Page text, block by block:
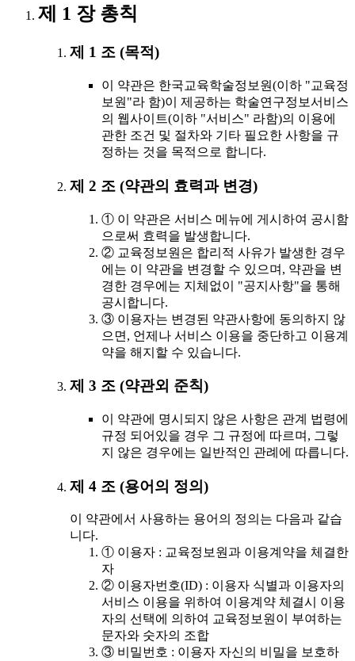
제 1 장 총칙
제 1 조 (목적)
이 약관은 한국교육학술정보원(이하 "교육정
보원"라 함)이 제공하는 학술연구정보서비스
의 웹사이트(이하 "서비스" 라함)의 이용에
관한 조건 및 절차와 기타 필요한 사항을 규
정하는 것을 목적으로 합니다.
제 2 조 (약관의 효력과 변경)
① 이 약관은 서비스 메뉴에 게시하여 공시함
으로써 효력을 발생합니다.
② 교육정보원은 합리적 사유가 발생한 경우
에는 이 약관을 변경할 수 있으며, 약관을 변
경한 경우에는 지체없이 "공지사항"을 통해
공시합니다.
③ 이용자는 변경된 약관사항에 동의하지 않
으면, 언제나 서비스 이용을 중단하고 이용계
약을 해지할 수 있습니다.
제 3 조 (약관외 준칙)
이 약관에 명시되지 않은 사항은 관계 법령에
규정 되어있을 경우 그 규정에 따르며, 그렇
지 않은 경우에는 일반적인 관례에 따릅니다.
제 4 조 (용어의 정의)
이 약관에서 사용하는 용어의 정의는 다음과 같습
니다.
① 이용자 : 교육정보원과 이용계약을 체결한
자
② 이용자번호(ID) : 이용자 식별과 이용자의
서비스 이용을 위하여 이용계약 체결시 이용
자의 선택에 의하여 교육정보원이 부여하는
문자와 숫자의 조합
③ 비밀번호 : 이용자 자신의 비밀을 보호하